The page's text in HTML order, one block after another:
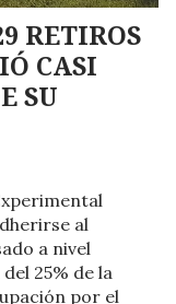
RETIROS
CASI
SU
al
a nivel
25% de la
por el